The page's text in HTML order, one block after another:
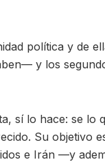
política y de
y los
sí lo hace: se lo
Su objetivo
e Irán —y